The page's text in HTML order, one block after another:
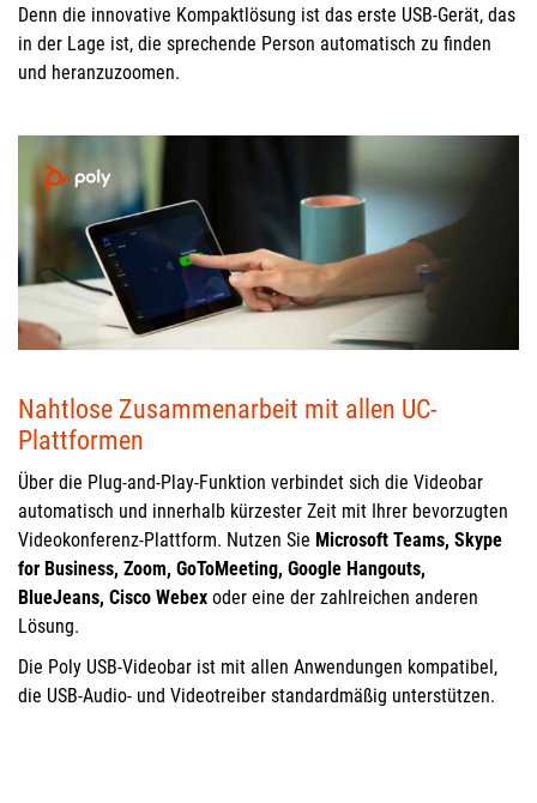
Denn die innovative Kompaktlösung ist das erste USB-Gerät, das
in der Lage ist, die sprechende Person automatisch zu finden
und heranzuzoomen.
Nahtlose Zusammenarbeit mit allen UC-
Plattformen
Über die Plug-and-Play-Funktion verbindet sich die Videobar
automatisch und innerhalb kürzester Zeit mit Ihrer bevorzugten
Videokonferenz-Plattform. Nutzen Sie Microsoft Teams, Skype
for Business, Zoom, GoToMeeting, Google Hangouts,
BlueJeans, Cisco Webex oder eine der zahlreichen anderen
Lösung.
Die Poly USB-Videobar ist mit allen Anwendungen kompatibel,
die USB-Audio- und Videotreiber standardmäßig unterstützen.